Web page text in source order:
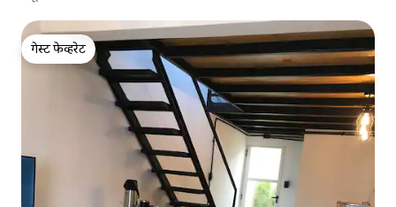
गेस्ट फेव्हरेट
गेस्ट फेव्हरेट